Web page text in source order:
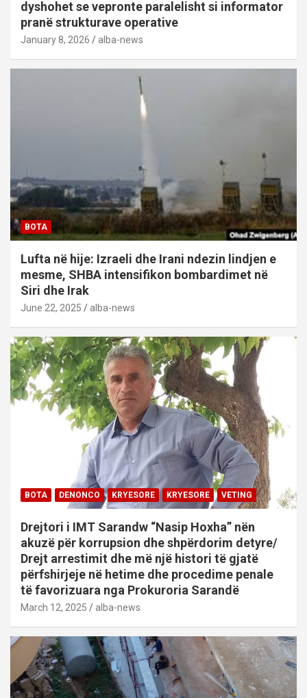
dyshohet se vepronte paralelisht si informator
pranë strukturave operative
January 8, 2026 alba-news
BOTA
Lufta në hije: Izraeli dhe Irani ndezin lindjen e
mesme, SHBA intensifikon bombardimet në
Siri dhe Irak
June 22, 2025 alba-news
BOTA DENONCO KRYESORE KRYESORE VETING
Drejtori i IMT Sarandw “Nasip Hoxha” nën
akuzë për korrupsion dhe shpërdorim detyre/
Drejt arrestimit dhe më një histori të gjatë
përfshirjeje në hetime dhe procedime penale
të favorizuara nga Prokuroria Sarandë
March 12, 2025 alba-news